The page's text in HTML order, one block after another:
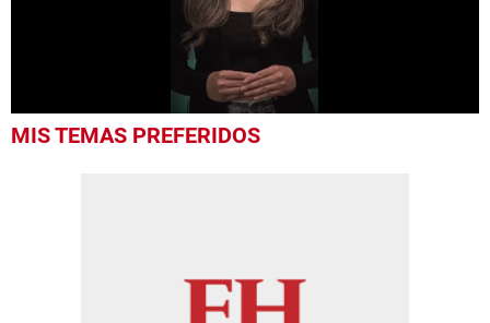
seconds
MIS TEMAS PREFERIDOS